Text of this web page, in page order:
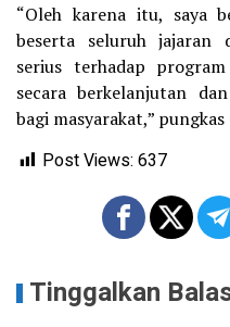
“Oleh karena itu, saya
beserta seluruh jajaran
serius terhadap
secara berkelanjutan
bagi masyarakat,”
Post Views: 637
Tinggalkan